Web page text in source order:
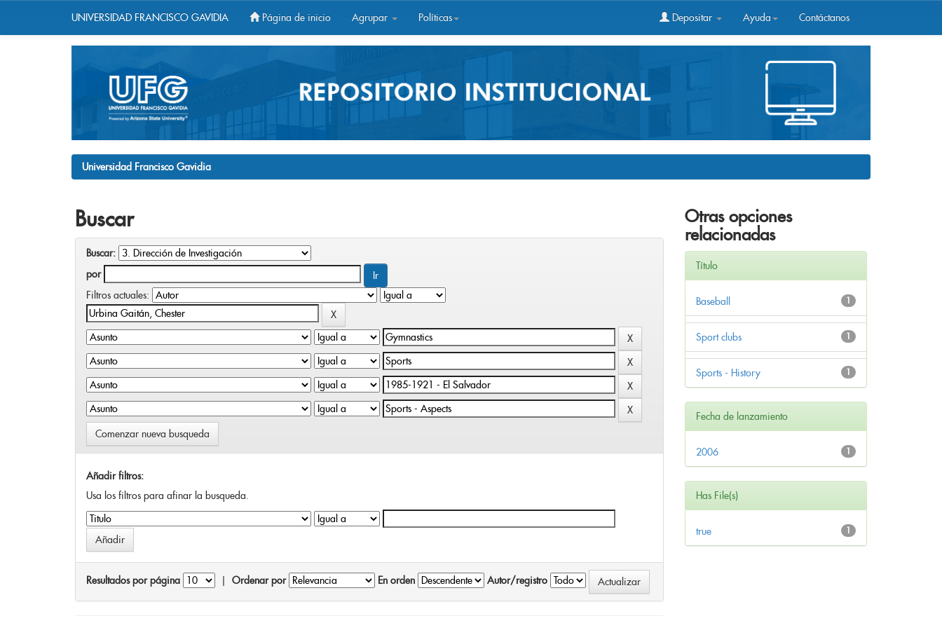
UNIVERSIDAD FRANCISCO GAVIDIA Página de inicio Agrupar Políticas Depositar Ayuda Contáctanos
Universidad Francisco Gavidia
Buscar
Buscar:
por
Filtros actuales:
Comenzar nueva busqueda
Añadir filtros:
Usa los filtros para afinar la busqueda.
Resultados por página Ordenar por En orden Autor/registro
Otras opciones
relacionadas
Título
1
Baseball
1
Sport clubs
1
Sports - History
Fecha de lanzamiento
1
2006
Has File(s)
1
true